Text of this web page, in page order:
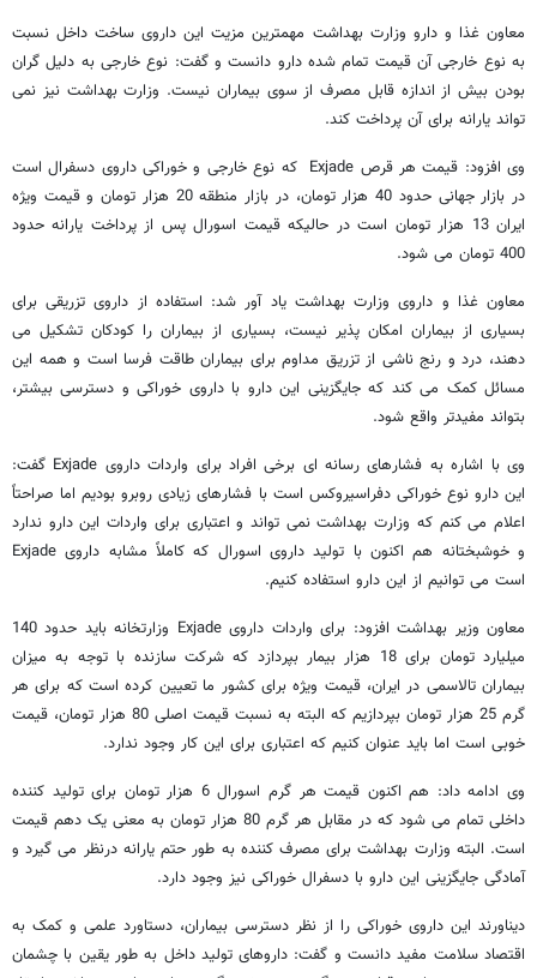
معاون غذا و دارو وزارت بهداشت مهمترین مزیت این داروی ساخت داخل نسبت
به نوع خارجی آن قیمت تمام شده دارو دانست و گفت: نوع خارجی به دلیل گران
بودن بیش از اندازه قابل مصرف از سوی بیماران نیست. وزارت بهداشت نیز نمی
تواند یارانه برای آن پرداخت کند.
وی افزود: قیمت هر قرص Exjade که نوع خارجی و خوراکی داروی دسفرال است
در بازار جهانی حدود 40 هزار تومان، در بازار منطقه 20 هزار تومان و قیمت ویژه
ایران 13 هزار تومان است در حالیکه قیمت اسورال پس از پرداخت یارانه حدود
400 تومان می شود.
معاون غذا و داروی وزارت بهداشت یاد آور شد: استفاده از داروی تزریقی برای
بسیاری از بیماران امکان پذیر نیست، بسیاری از بیماران را کودکان تشکیل می
دهند، درد و رنج ناشی از تزریق مداوم برای بیماران طاقت فرسا است و همه این
مسائل کمک می کند که جایگزینی این دارو با داروی خوراکی و دسترسی بیشتر،
بتواند مفیدتر واقع شود.
وی با اشاره به فشارهای رسانه ای برخی افراد برای واردات داروی Exjade گفت:
این دارو نوع خوراکی دفراسیروکس است با فشارهای زیادی روبرو بودیم اما صراحتاً
اعلام می کنم که وزارت بهداشت نمی تواند و اعتباری برای واردات این دارو ندارد
و خوشبختانه هم اکنون با تولید داروی اسورال که کاملاً مشابه داروی Exjade
است می توانیم از این دارو استفاده کنیم.
معاون وزیر بهداشت افزود: برای واردات داروی Exjade وزارتخانه باید حدود 140
میلیارد تومان برای 18 هزار بیمار بپردازد که شرکت سازنده با توجه به میزان
بیماران تالاسمی در ایران، قیمت ویژه برای کشور ما تعیین کرده است که برای هر
گرم 25 هزار تومان بپردازیم که البته به نسبت قیمت اصلی 80 هزار تومان، قیمت
خوبی است اما باید عنوان کنیم که اعتباری برای این کار وجود ندارد.
وی ادامه داد: هم اکنون قیمت هر گرم اسورال 6 هزار تومان برای تولید کننده
داخلی تمام می شود که در مقابل هر گرم 80 هزار تومان به معنی یک دهم قیمت
است. البته وزارت بهداشت برای مصرف کننده به طور حتم یارانه درنظر می گیرد و
آمادگی جایگزینی این دارو با دسفرال خوراکی نیز وجود دارد.
دیناورند این داروی خوراکی را از نظر دسترسی بیماران، دستاورد علمی و کمک به
اقتصاد سلامت مفید دانست و گفت: داروهای تولید داخل به طور یقین با چشمان